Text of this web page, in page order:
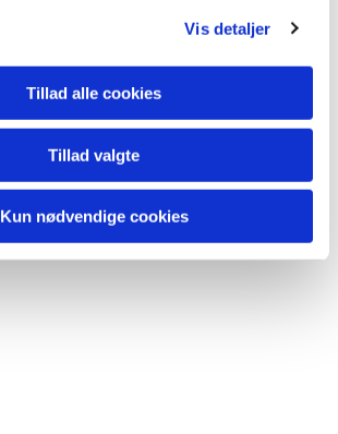
Vis detaljer
Tillad alle cookies
Tillad valgte
Kun nødvendige cookies